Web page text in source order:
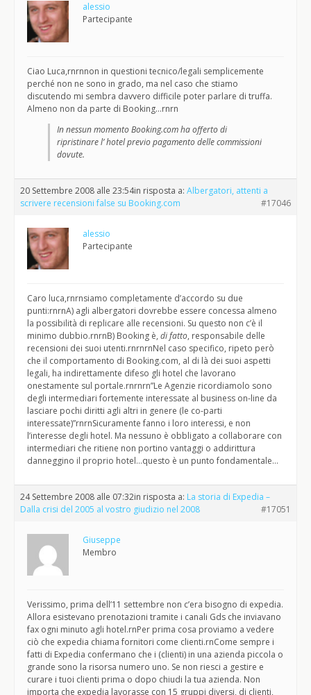
alessio
Partecipante
Ciao Luca,rnrnnon in questioni tecnico/legali semplicemente
perché non ne sono in grado, ma nel caso che stiamo
discutendo mi sembra davvero difficile poter parlare di truffa.
Almeno non da parte di Booking…rnrn
In nessun momento Booking.com ha offerto di
ripristinare l’ hotel previo pagamento delle commissioni
dovute.
20 Settembre 2008 alle 23:54in risposta a: Albergatori, attenti a
scrivere recensioni false su Booking.com
#17046
alessio
Partecipante
Caro luca,rnrnsiamo completamente d’accordo su due
punti:rnrnA) agli albergatori dovrebbe essere concessa almeno
la possibilità di replicare alle recensioni. Su questo non c’è il
minimo dubbio.rnrnB) Booking è, di fatto, responsabile delle
recensioni dei suoi utenti.rnrnrnNel caso specifico, ripeto però
che il comportamento di Booking.com, al di là dei suoi aspetti
legali, ha indirettamente difeso gli hotel che lavorano
onestamente sul portale.rnrnrn”Le Agenzie ricordiamolo sono
degli intermediari fortemente interessate al business on-line da
lasciare pochi diritti agli altri in genere (le co-parti
interessate)”rnrnSicuramente fanno i loro interessi, e non
l’interesse degli hotel. Ma nessuno è obbligato a collaborare con
intermediari che ritiene non portino vantaggi o addirittura
danneggino il proprio hotel…questo è un punto fondamentale…
24 Settembre 2008 alle 07:32in risposta a: La storia di Expedia –
Dalla crisi del 2005 al vostro giudizio nel 2008
#17051
Giuseppe
Membro
Verissimo, prima dell’11 settembre non c’era bisogno di expedia.
Allora esistevano prenotazioni tramite i canali Gds che inviavano
fax ogni minuto agli hotel.rnPer prima cosa proviamo a vedere
ciò che expedia chiama fornitori come clienti.rnCome sempre i
fatti di Expedia confermano che i (clienti) in una azienda piccola o
grande sono la risorsa numero uno. Se non riesci a gestire e
curare i tuoi clienti prima o dopo chiudi la tua azienda. Non
importa che expedia lavorasse con 15 gruppi diversi, di clienti,